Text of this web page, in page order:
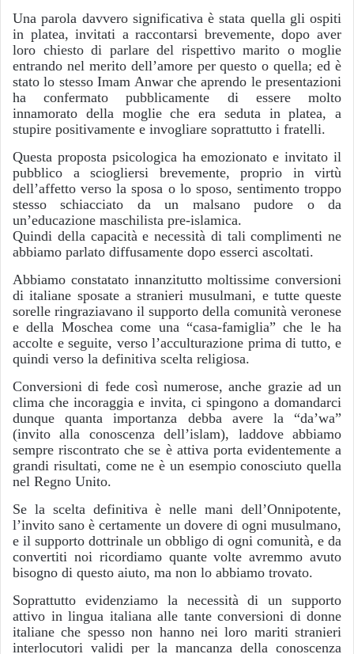
Una parola davvero significativa è stata quella gli ospiti
in platea, invitati a raccontarsi brevemente, dopo aver
loro chiesto di parlare del rispettivo marito o moglie
entrando nel merito dell’amore per questo o quella; ed è
stato lo stesso Imam Anwar che aprendo le presentazioni
ha confermato pubblicamente di essere molto
innamorato della moglie che era seduta in platea, a
stupire positivamente e invogliare soprattutto i fratelli.
Questa proposta psicologica ha emozionato e invitato il
pubblico a sciogliersi brevemente, proprio in virtù
dell’affetto verso la sposa o lo sposo, sentimento troppo
stesso schiacciato da un malsano pudore o da
un’educazione maschilista pre-islamica.
Quindi della capacità e necessità di tali complimenti ne
abbiamo parlato diffusamente dopo esserci ascoltati.
Abbiamo constatato innanzitutto moltissime conversioni
di italiane sposate a stranieri musulmani, e tutte queste
sorelle ringraziavano il supporto della comunità veronese
e della Moschea come una “casa-famiglia” che le ha
accolte e seguite, verso l’acculturazione prima di tutto, e
quindi verso la definitiva scelta religiosa.
Conversioni di fede così numerose, anche grazie ad un
clima che incoraggia e invita, ci spingono a domandarci
dunque quanta importanza debba avere la “da’wa”
(invito alla conoscenza dell’islam), laddove abbiamo
sempre riscontrato che se è attiva porta evidentemente a
grandi risultati, come ne è un esempio conosciuto quella
nel Regno Unito.
Se la scelta definitiva è nelle mani dell’Onnipotente,
l’invito sano è certamente un dovere di ogni musulmano,
e il supporto dottrinale un obbligo di ogni comunità, e da
convertiti noi ricordiamo quante volte avremmo avuto
bisogno di questo aiuto, ma non lo abbiamo trovato.
Soprattutto evidenziamo la necessità di un supporto
attivo in lingua italiana alle tante conversioni di donne
italiane che spesso non hanno nei loro mariti stranieri
interlocutori validi per la mancanza della conoscenza